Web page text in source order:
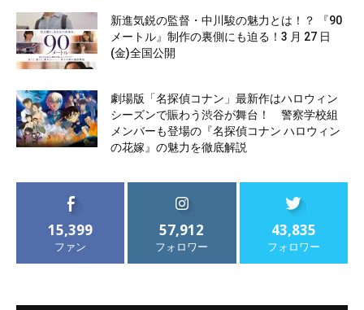
新進気鋭の監督・中川駿の魅力とは！？ 『90
メートル』制作の裏側にも迫る！3 月 27 日
(金)全国公開
劇場版「名探偵コナン」最新作はハロウィン
シーズンで賑わう渋谷が舞台！ 警察学校組
メンバーも登場の『名探偵コナン ハロウィン
の花嫁』の魅力を徹底解説
15,399
ファン
57,912
フォロワー
43,835
フォロワー